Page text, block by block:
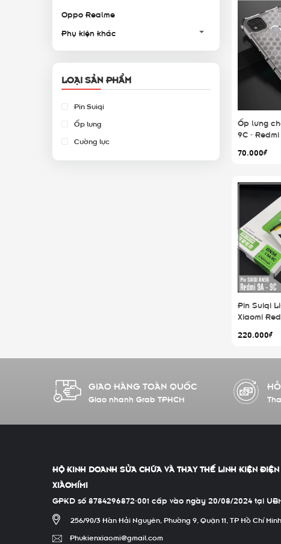
Oppo Realme
Phụ kiện khác
LOẠI SẢN PHẨM
Pin Suiqi
Ốp lưng
Cường lực
Ốp lưng
9C -
70.000₫
Pin Suiqi
Xiaomi
220.000₫
GIAO HÀNG TOÀN QUỐC
Giao nhanh Grab TPHCM
HỘ KINH DOANH SỬA CHỮA VÀ THAY THẾ LINH KIỆN
XIÀOMÍMI
GPKD số 8784296872-001 cấp vào ngày 20/08/2024 tại
256/90/3 Hàn Hải Nguyên, Phường 9, Quận 11, TP Hồ Chí Minh
Phukienxiaomi@gmail.com